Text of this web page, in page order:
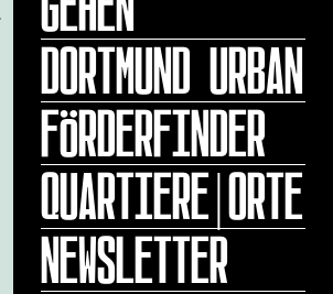
DORTMUND URBAN
FÖRDERFINDER
QUARTIERE|ORTE
NEWSLETTER